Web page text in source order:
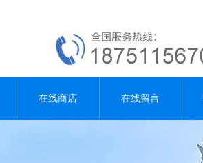
在线商店 在线留言